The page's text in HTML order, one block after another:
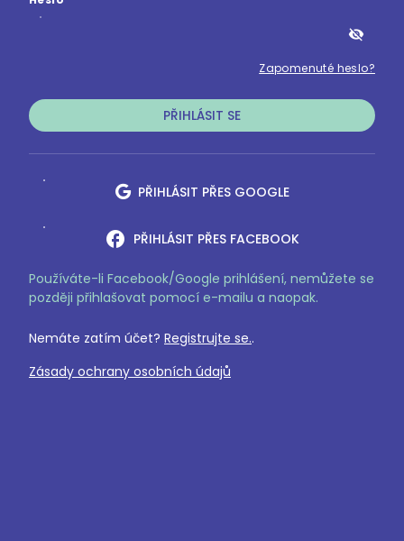
visibility_off
Zapomenuté heslo?
PŘIHLÁSIT SE
PŘIHLÁSIT PŘES GOOGLE
facebook PŘIHLÁSIT PŘES FACEBOOK
Používáte-li Facebook/Google prihlášení, nemůžete se
později přihlašovat pomocí e-mailu a naopak.
Nemáte zatím účet? Registrujte se..
Zásady ochrany osobních údajů